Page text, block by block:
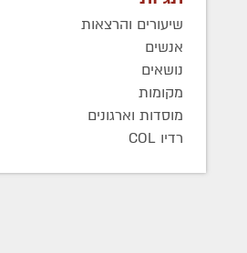
שיעורים והרצאות
אנשים
נושאים
מקומות
מוסדות וארגונים
רדיו COL